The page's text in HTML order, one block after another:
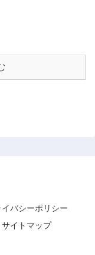
イバシーポリシー
サイトマップ